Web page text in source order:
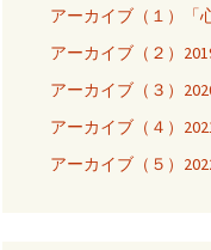
アーカイブ（１）「
アーカイブ（２）
アーカイブ（３）
アーカイブ（４）
アーカイブ（５）